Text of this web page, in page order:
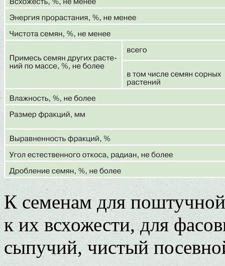
К семенам для
к их всхожести, для
сыпучий, чистый